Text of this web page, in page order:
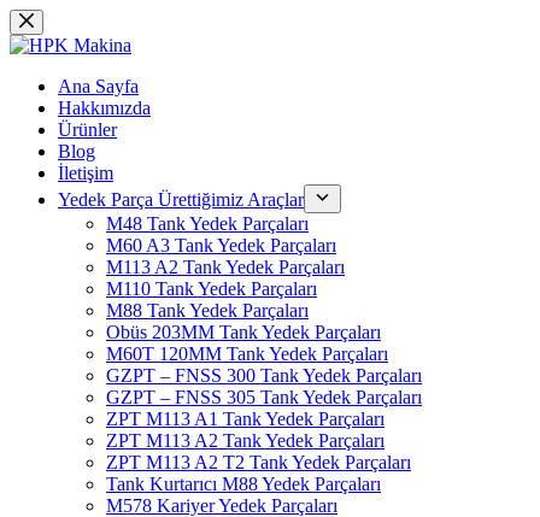
Skip
to
Ana Sayfa
Hakkımızda
Ürünler
Blog
İletişim
Yedek Parça Ürettiğimiz Araçlar
M48 Tank Yedek Parçaları
M60 A3 Tank Yedek Parçaları
M113 A2 Tank Yedek Parçaları
M110 Tank Yedek Parçaları
M88 Tank Yedek Parçaları
Obüs 203MM Tank Yedek Parçaları
M60T 120MM Tank Yedek Parçaları
GZPT – FNSS 300 Tank Yedek Parçaları
GZPT – FNSS 305 Tank Yedek Parçaları
ZPT M113 A1 Tank Yedek Parçaları
ZPT M113 A2 Tank Yedek Parçaları
ZPT M113 A2 T2 Tank Yedek Parçaları
Tank Kurtarıcı M88 Yedek Parçaları
M578 Kariyer Yedek Parçaları